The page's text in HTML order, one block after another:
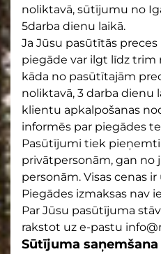
noliktavā, sūtījumu no
5darba dienu laikā.
Ja Jūsu pasūtītās
piegāde var ilgt līdz trim
kāda no pasūtītajām
noliktavā, 3 darba dienu
klientu apkalpošanas
informēs par piegādes
Pasūtījumi tiek
privātpersonām, gan no
personām. Visas cenas ir
Piegādes izmaksas nav
Par Jūsu pasūtījuma
rakstot uz e-pastu
Sūtījuma saņemšana